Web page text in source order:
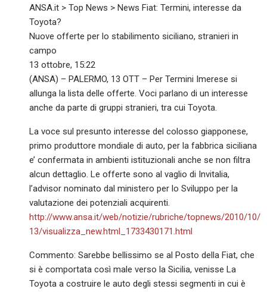
ANSA.it > Top News > News Fiat: Termini, interesse da
Toyota?
Nuove offerte per lo stabilimento siciliano, stranieri in
campo
13 ottobre, 15:22
(ANSA) – PALERMO, 13 OTT – Per Termini Imerese si
allunga la lista delle offerte. Voci parlano di un interesse
anche da parte di gruppi stranieri, tra cui Toyota.
La voce sul presunto interesse del colosso giapponese,
primo produttore mondiale di auto, per la fabbrica siciliana
e’ confermata in ambienti istituzionali anche se non filtra
alcun dettaglio. Le offerte sono al vaglio di Invitalia,
l’advisor nominato dal ministero per lo Sviluppo per la
valutazione dei potenziali acquirenti.
http://www.ansa.it/web/notizie/rubriche/topnews/2010/10/
13/visualizza_new.html_1733430171.html
Commento: Sarebbe bellissimo se al Posto della Fiat, che
si è comportata così male verso la Sicilia, venisse La
Toyota a costruire le auto degli stessi segmenti in cui è